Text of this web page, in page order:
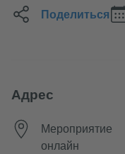
Поделиться
Адрес
Мероприятие
онлайн